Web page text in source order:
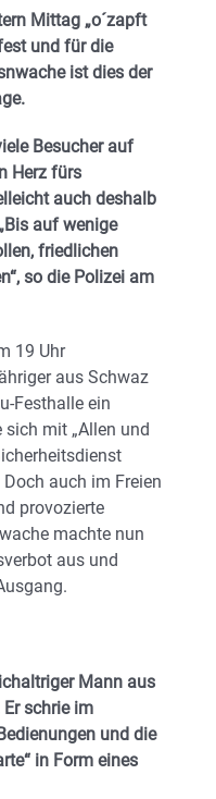
Mittag „o´zapft
und für die
ist dies der
Besucher auf
Herz fürs
auch deshalb
auf wenige
friedlichen
so die Polizei am
19 Uhr
aus Schwaz
Festhalle ein
mit „Allen und
auch im Freien
provozierte
machte nun
aus und
Mann aus
schrie im
und die
in Form eines